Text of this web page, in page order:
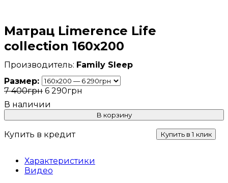
Матрац Limerence Life
collection 160х200
Family Sleep
Размер:
7 400грн 6 290грн
В корзину
Купить в кредит Купить в 1 клик
Характеристики
Видео